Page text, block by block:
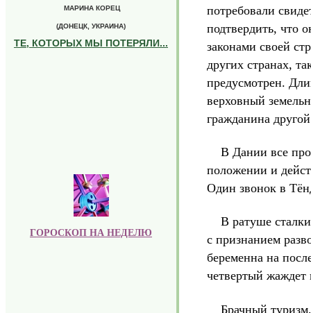
МАРИНА КОРЕЦ
(ДОНЕЦК, УКРАИНА)
ТЕ, КОТОРЫХ МЫ ПОТЕРЯЛИ...
ГОРОСКОП НА НЕДЕЛЮ
потребовали
подтвердить, что
законами своей
других странах,
предусмотрен.
верховный
гражданина
В Дании все
положении и
Один звонок в
В ратуше
с признанием
беременна на
четвертый
Брачный туризм,